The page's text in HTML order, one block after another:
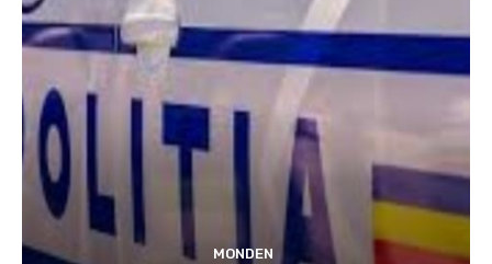
MONDEN